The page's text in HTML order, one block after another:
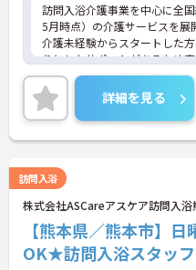
訪問入浴介護事業を中心に全
5月時点）の介護サービスを展
介護未経験からスタートした
りとしたサポートがあるため
けます。お風呂に入れなくて
差し伸べてあげられるとてもや
です。夜勤なし、完全週休二
り、プライベートとの両立も
興味ある方には、面接対策ポ
い！
詳細を見る
訪問入浴
株式会社ASCareアスケア訪問入浴
【熊本県／熊本市】
OK★訪問入浴スタッフ